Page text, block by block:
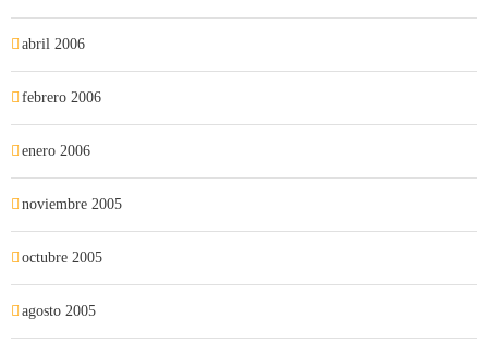
abril 2006
febrero 2006
enero 2006
noviembre 2005
octubre 2005
agosto 2005